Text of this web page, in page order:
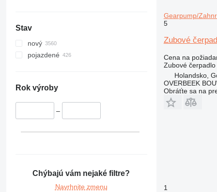
Stav
nový
pojazdené
Rok výroby
–
Chýbajú vám nejaké filtre?
Navrhnite zmenu
Gearpump/
5
Zubové
Cena na
Zubové čerpadlo
Holandsko,
OVERBEEK
Obráťte sa na
1